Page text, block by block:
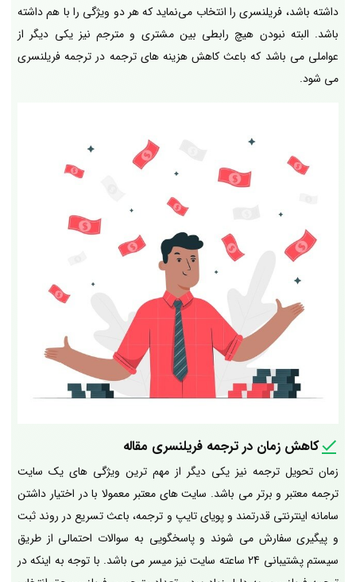
داشته باشد، فریلنسری را انتخاب می‌نماید که هر دو ویژگی‌ را با هم داشته
باشد. البته نبودن هیچ رابطی بین مشتری و مترجم نیز یکی دیگر از
عواملی می باشد که باعث کاهش هزینه های ترجمه در ترجمه فریلنسری
می شود.
کاهش زمان در ترجمه فریلنسری مقاله
زمان تحویل ترجمه نیز یکی دیگر از مهم ترین ویژگی های یک سایت
ترجمه معتبر و برتر می باشد. سایت های معتبر معمولا با در اختیار داشتن
سامانه اینترنتی قدرتمند و پویای تایپ و ترجمه، باعث تسریع در روند ثبت
و پیگیری سفارش می شوند و پاسخگویی به سوالات احتمالی از طریق
سیستم پشتیبانی 24 ساعته سایت نیز میسر می باشد. با توجه به اینکه در